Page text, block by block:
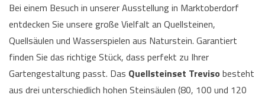
Bei einem Besuch in unserer Ausstellung in Marktoberdorf
entdecken Sie unsere große Vielfalt an Quellsteinen,
Quellsäulen und Wasserspielen aus Naturstein. Garantiert
finden Sie das richtige Stück, dass perfekt zu Ihrer
Gartengestaltung passt. Das Quellsteinset Treviso besteht
aus drei unterschiedlich hohen Steinsäulen (80, 100 und 120